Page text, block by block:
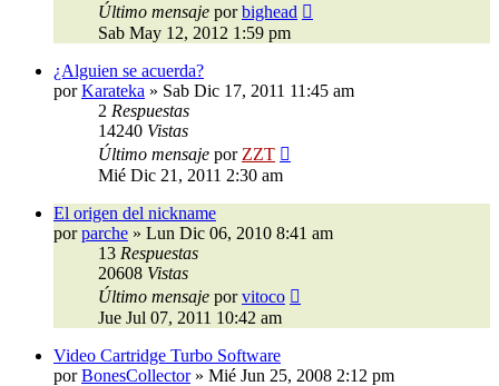
Último mensaje porbighead
Sab May 12, 2012 1:59 pm
¿Alguien se acuerda?
porKarateka » Sab Dic 17, 2011 11:45 am
2 Respuestas
14240 Vistas
Último mensaje por ZZT
Mié Dic 21, 2011 2:30 am
El origen del nickname
porparche » Lun Dic 06, 2010 8:41 am
13 Respuestas
20608 Vistas
Último mensaje porvitoco
Jue Jul 07, 2011 10:42 am
Video Cartridge Turbo Software
porBonesCollector» Mié Jun 25, 2008 2:12 pm